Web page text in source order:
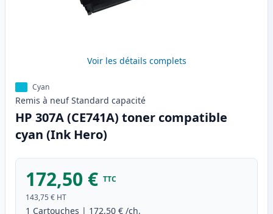
Voir les détails complets
Cyan
Remis à neuf Standard capacité
HP 307A (CE741A) toner compatible
cyan (Ink Hero)
172,50 € TTC
143,75 € HT
1 Cartouches | 172,50 € /ch.